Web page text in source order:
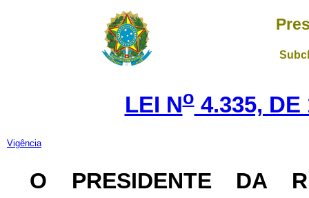
LEI No4.335, DE
Vigência
O PRESIDENTE DA